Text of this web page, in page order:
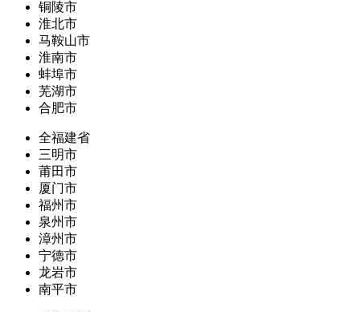
铜陵市
淮北市
马鞍山市
淮南市
蚌埠市
芜湖市
合肥市
全福建省
三明市
莆田市
厦门市
福州市
泉州市
漳州市
宁德市
龙岩市
南平市